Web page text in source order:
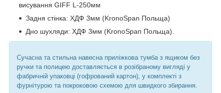
висування GIFF L-250мм
Задня стінка: ХДФ 3мм (KronoSpan Польща)
Дно шухляди: ХДФ 3мм (KronoSpan Польща).
Сучасна та стильна навесна приліжкова тумба з ящиком без
ручки та полицею доставляється в розібраному вигляді у
фабричній упаковці (гофрований картон), у комплекті з
фурнітурою та покроковою схемою для швидкого збирання.